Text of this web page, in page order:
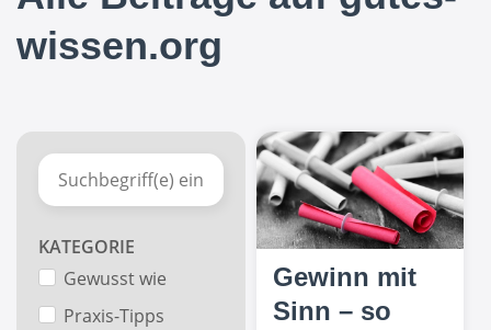
wissen.org
KATEGORIE
Gewusst wie
Praxis-Tipps
Gewinn mit
Sinn – so